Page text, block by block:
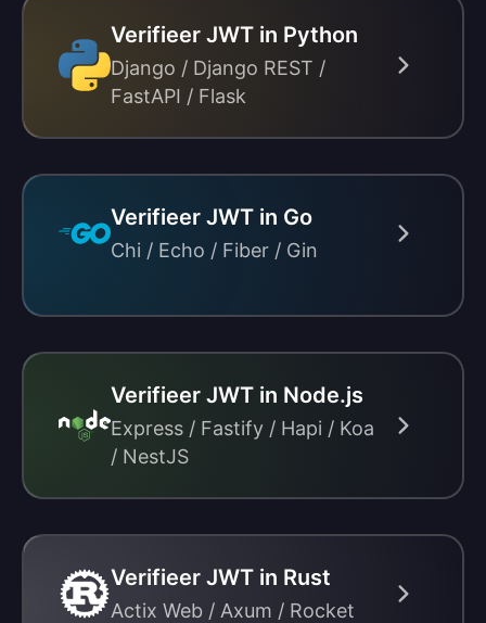
Verifieer JWT in Python
Django / Django REST /
FastAPI / Flask
Verifieer JWT in Go
Chi / Echo / Fiber / Gin
Verifieer JWT in Node.js
Express / Fastify / Hapi / Koa
/ NestJS
Verifieer JWT in Rust
Actix Web / Axum / Rocket